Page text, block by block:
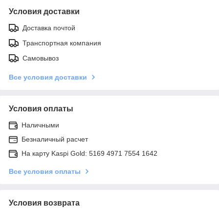
Условия доставки
Доставка почтой
Транспортная компания
Самовывоз
Все условия доставки
Условия оплаты
Наличными
Безналичный расчет
На карту Kaspi Gold: 5169 4971 7554 1642
Все условия оплаты
Условия возврата